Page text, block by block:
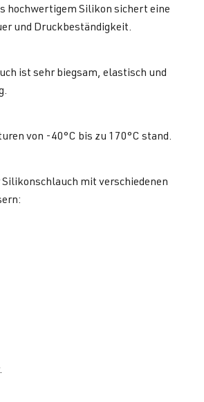
hochwertigem Silikon sichert eine
und Druckbeständigkeit.
ist sehr biegsam, elastisch und
von -40°C bis zu 170°C stand.
mit verschiedenen